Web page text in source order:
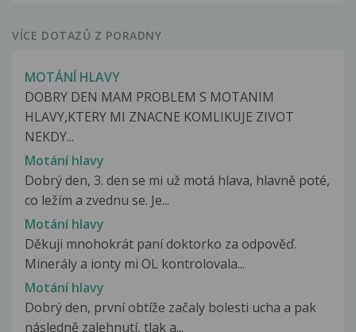
VÍCE DOTAZŮ Z PORADNY
MOTÁNÍ HLAVY
DOBRY DEN MAM PROBLEM S MOTANIM
HLAVY,KTERY MI ZNACNE KOMLIKUJE ZIVOT
NEKDY...
Motání hlavy
Dobrý den, 3. den se mi už motá hlava, hlavně poté,
co ležím a zvednu se. Je...
Motání hlavy
Děkuji mnohokrát paní doktorko za odpověď.
Minerály a ionty mi OL kontrolovala...
Motání hlavy
Dobrý den, první obtíže začaly bolesti ucha a pak
následně zalehnutí, tlak a...